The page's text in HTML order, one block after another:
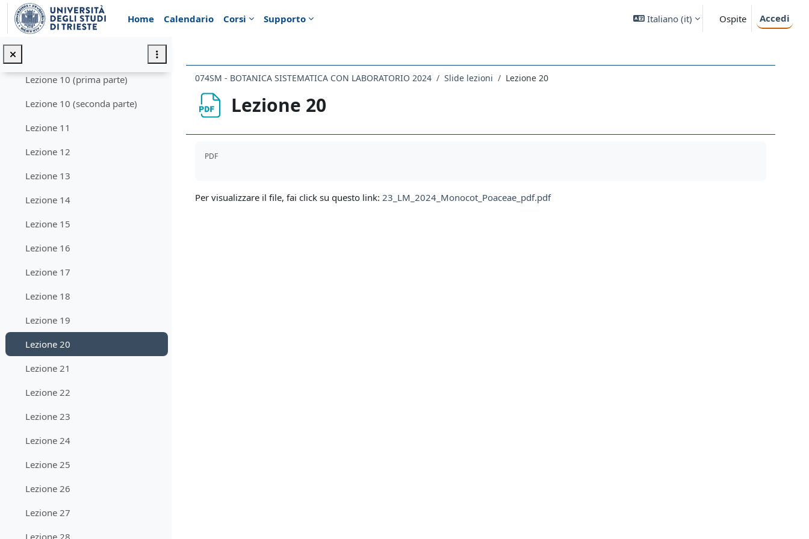
Vai al contenuto principale
Home
Calendario Corsi Supporto Italiano ‎(it)‎ Ospite Accedi
Lezione 08 (prima parte)
Lezione 08 (seconda parte)
Lezione 10 (prima parte)
Lezione 10 (seconda parte)
Lezione 11
Lezione 12
Lezione 13
Lezione 14
Lezione 15
Lezione 16
Lezione 17
Lezione 18
Lezione 19
Lezione 20
Lezione 21
Lezione 22
Lezione 23
Lezione 24
Lezione 25
Lezione 26
Lezione 27
074SM - BOTANICA SISTEMATICA CON LABORATORIO 2024 Slide lezioni Lezione 20
Lezione 20
PDF
Per visualizzare il file, fai click su questo link: 23_LM_2024_Monocot_Poaceae_pdf.pdf